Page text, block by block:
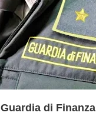
Guardia di Finanza